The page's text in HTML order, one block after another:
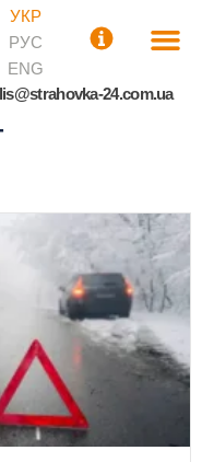
УКР
РУС
ENG
24.com.ua